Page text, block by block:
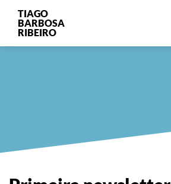
TIAGO
BARBOSA
RIBEIRO